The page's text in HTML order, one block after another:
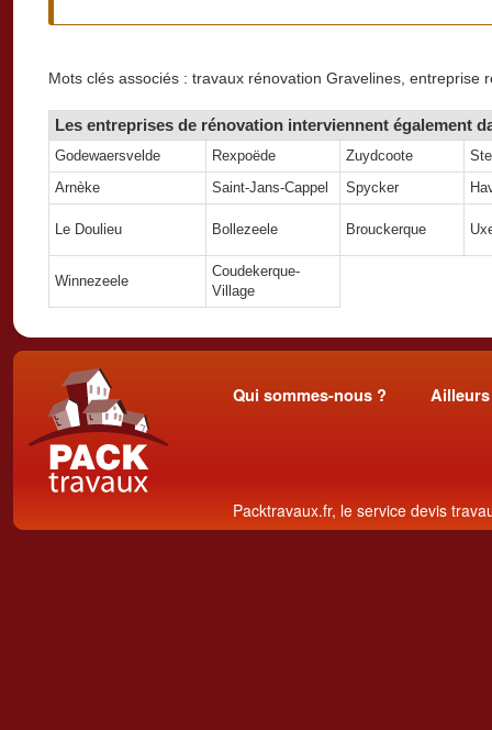
Mots clés associés : travaux rénovation Gravelines, entreprise
Les entreprises de rénovation interviennent également
Godewaersvelde Rexpoëde Zuydcoote
Arnèke
Saint-Jans-Cappel Spycker
Le Doulieu Bollezeele Brouckerque
Winnezeele
Coudekerque-
Village
Qui sommes-nous ?
Packtravaux.fr, le service devis